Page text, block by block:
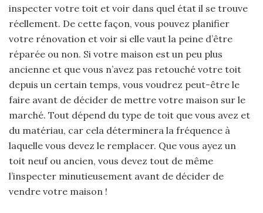
inspecter votre toit et voir dans quel état il se trouve
réellement. De cette façon, vous pouvez planifier
votre rénovation et voir si elle vaut la peine d’être
réparée ou non. Si votre maison est un peu plus
ancienne et que vous n’avez pas retouché votre toit
depuis un certain temps, vous voudrez peut-être le
faire avant de décider de mettre votre maison sur le
marché. Tout dépend du type de toit que vous avez et
du matériau, car cela déterminera la fréquence à
laquelle vous devez le remplacer. Que vous ayez un
toit neuf ou ancien, vous devez tout de même
l’inspecter minutieusement avant de décider de
vendre votre maison !